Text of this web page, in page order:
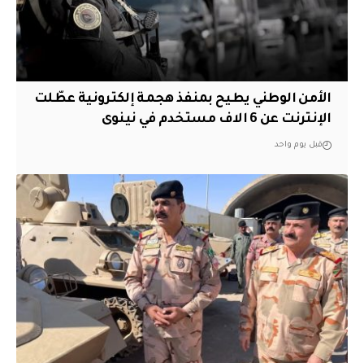
الأمن الوطني يطيح بمنفذ هجمة إلكترونية عطّلت
الإنترنت عن 6 الاف مستخدم في نينوى
قبل يوم واحد